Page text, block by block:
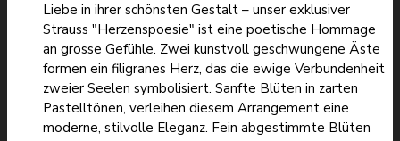
Liebe in ihrer schönsten Gestalt – unser exklusiver
Strauss "Herzenspoesie" ist eine poetische Hommage
an grosse Gefühle. Zwei kunstvoll geschwungene Äste
formen ein filigranes Herz, das die ewige Verbundenheit
zweier Seelen symbolisiert. Sanfte Blüten in zarten
Pastelltönen, verleihen diesem Arrangement eine
moderne, stilvolle Eleganz. Fein abgestimmte Blüten